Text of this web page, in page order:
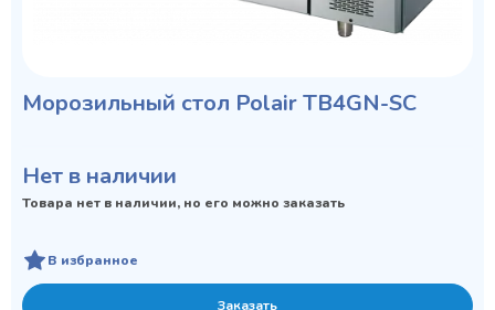
Морозильный стол Polair TB4GN-SC
Нет в наличии
Товара нет в наличии, но его можно заказать
В избранное
Заказать